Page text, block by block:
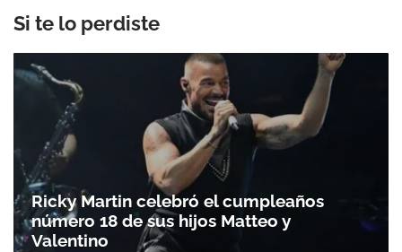
Si te lo perdiste
Ricky Martin celebró el cumpleaños
número 18 de sus hijos Matteo y
Valentino